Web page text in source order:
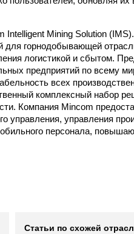
Mining Solution
для горнодобывающей
логистикой и сбытом.
предприятий по всему
всех
комплексный набор
Компания Mincom
управления, управления
персонала,
Статьи по схожей